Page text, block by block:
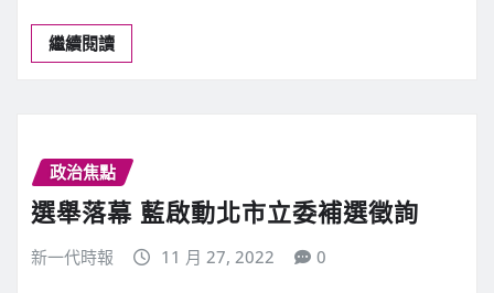
繼續閱讀
政治焦點
選舉落幕 藍啟動北市立委補選徵詢
新一代時報 11 月 27, 2022 0